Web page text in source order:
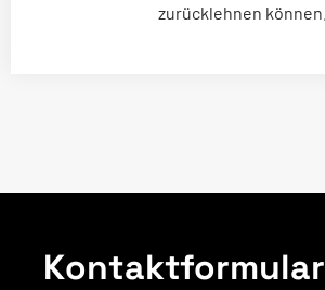
zurücklehnen können.
Kontaktformular